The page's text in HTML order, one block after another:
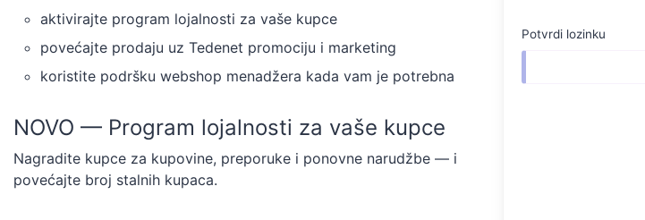
aktivirajte program lojalnosti za vaše kupce
povećajte prodaju uz Tedenet promociju i marketing
koristite podršku webshop menadžera kada vam je potrebna
NOVO — Program lojalnosti za vaše kupce
Nagradite kupce za kupovine, preporuke i ponovne narudžbe — i
povećajte broj stalnih kupaca.
Potvrdi lozinku